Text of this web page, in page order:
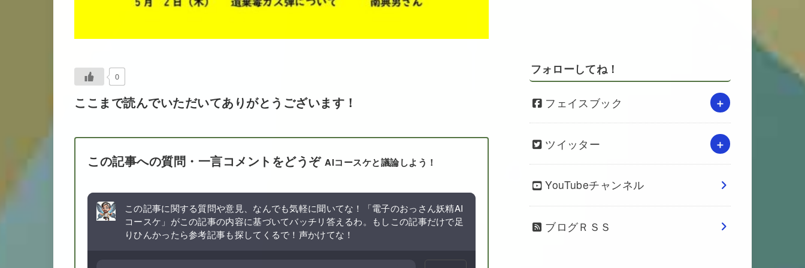
0
ここまで読んでいただいてありがとうございます！
この記事への質問・一言コメントをどうぞ AIコースケと議論しよう！
この記事に関する質問や意見、なんでも気軽に聞いてな！「電子のおっさん妖精AI
コースケ」がこの記事の内容に基づいてバッチリ答えるわ。もしこの記事だけで足
りひんかったら参考記事も探してくるで！声かけてな！
フォローしてね！
フェイスブック
ツイッター
YouTubeチャンネル
ブログＲＳＳ